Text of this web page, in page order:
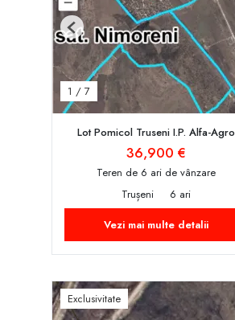
1 / 7
Previous
Lot Pomicol Truseni I.P. Alfa-Agro
36,900 €
Teren de 6 ari de vânzare
Trușeni
6 ari
Vezi mai multe detalii
Exclusivitate